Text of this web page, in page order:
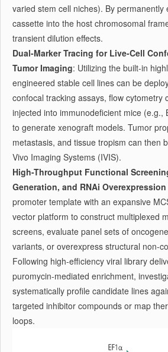
varied stem cell niches). By permanently
cassette into the host chromosomal
transient dilution effects.
Dual-Marker Tracing for Live-Cell
Tumor Imaging: Utilizing the built-in
engineered stable cell lines can be
confocal tracking assays, flow cytometry
injected into immunodeficient mice (e.g.,
to generate xenograft models. Tumor
metastasis, and tissue tropism can then
Vivo Imaging Systems (IVIS).
High-Throughput Functional
Generation, and RNAi
promoter template with an expansive
vector platform to construct multiplexed
screens, evaluate panel sets of
variants, or overexpress structural non-
Following high-efficiency viral library
puromycin-mediated enrichment,
systematically profile candidate lines
targeted inhibitor compounds or map
loops.